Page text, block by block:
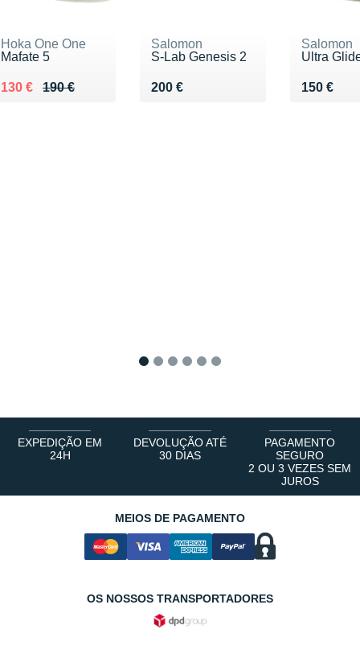
Hoka One One
Mafate 5
190 €
Au lieu de 190 €
130 €
Vendu 130 €
Salomon
S-Lab Genesis 2
200 €
Vendu 200 €
Salomon
Ultra
150 €
Vendu
EXPEDIÇÃO EM
24H
DEVOLUÇÃO ATÉ
30 DIAS
PAGAMENTO
SEGURO
2 OU 3 VEZES SEM
JUROS
MEIOS DE PAGAMENTO
OS NOSSOS TRANSPORTADORES